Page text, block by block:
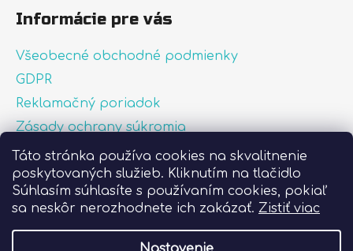
Táto stránka používa cookies na skvalitnenie
poskytovaných služieb. Kliknutím na tlačidlo
Súhlasím súhlasíte s používaním cookies, pokiaľ
sa neskôr nerozhodnete ich zakázať. Zistiť viac
Informácie pre vás
Všeobecné obchodné podmienky
GDPR
Reklamačný poriadok
Zásady ochrany súkromia
Zásady používania súborov cookies
O nás
FAQ